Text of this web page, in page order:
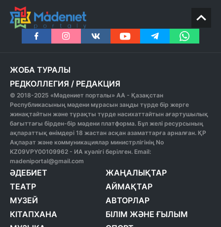
ЖОБА ТУРАЛЫ
РЕДКОЛЛЕГИЯ / РЕДАКЦИЯ
© 2018-2025 «Мәдениет порталы» АА - Қазақстан
Республикасының мәдени мұрасын заңды түрде бір жерге
жинақтайтын және тұрақты түрде насихаттайтын ағартушылық
бағыттағы бірден-бір мәдени платформа. Бұл желі ресурсының
ақпараттық өнімдері 18 жастан асқан азаматтарға арналған. ҚР
Ақпарат және коммуникациялар министрлігінің No
KZ09VPY00109962 - ИА куәлігі берілген. Email:
madeniportal@gmail.com
ӘДЕБИЕТ
ТЕАТР
МУЗЕЙ
КІТАПХАНА
ЖАҢАЛЫҚТАР
АЙМАҚТАР
АВТОРЛАР
БІЛІМ ЖӘНЕ ҒЫЛЫМ